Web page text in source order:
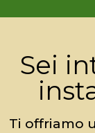
Sei
Ti offriamo